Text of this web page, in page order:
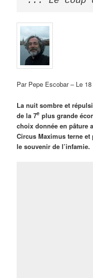
Par Pepe Escobar – Le
La nuit sombre et
de la 7e plus grande
choix donnée en pâture
Circus Maximus terne
le souvenir de l’infamie.